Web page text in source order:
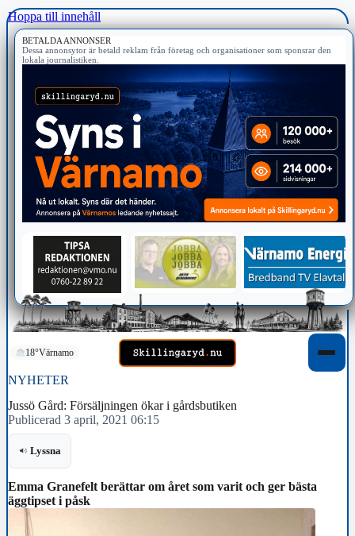
Hoppa till innehåll
BETALDA ANNONSER
Dessa annonsytor är betald reklam från företag och organisationer som sponsrar den
lokala journalistiken.
18°Värnamo
NYHETER
Jussö Gård: Försäljningen ökar i gårdsbutiken
Publicerad 3 april, 2021 06:15
Lyssna
Emma Granefelt berättar om året som varit och ger bästa
äggtipset i påsk